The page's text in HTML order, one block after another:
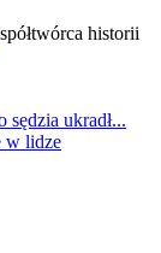
historii
sędzia ukradł...
w lidze